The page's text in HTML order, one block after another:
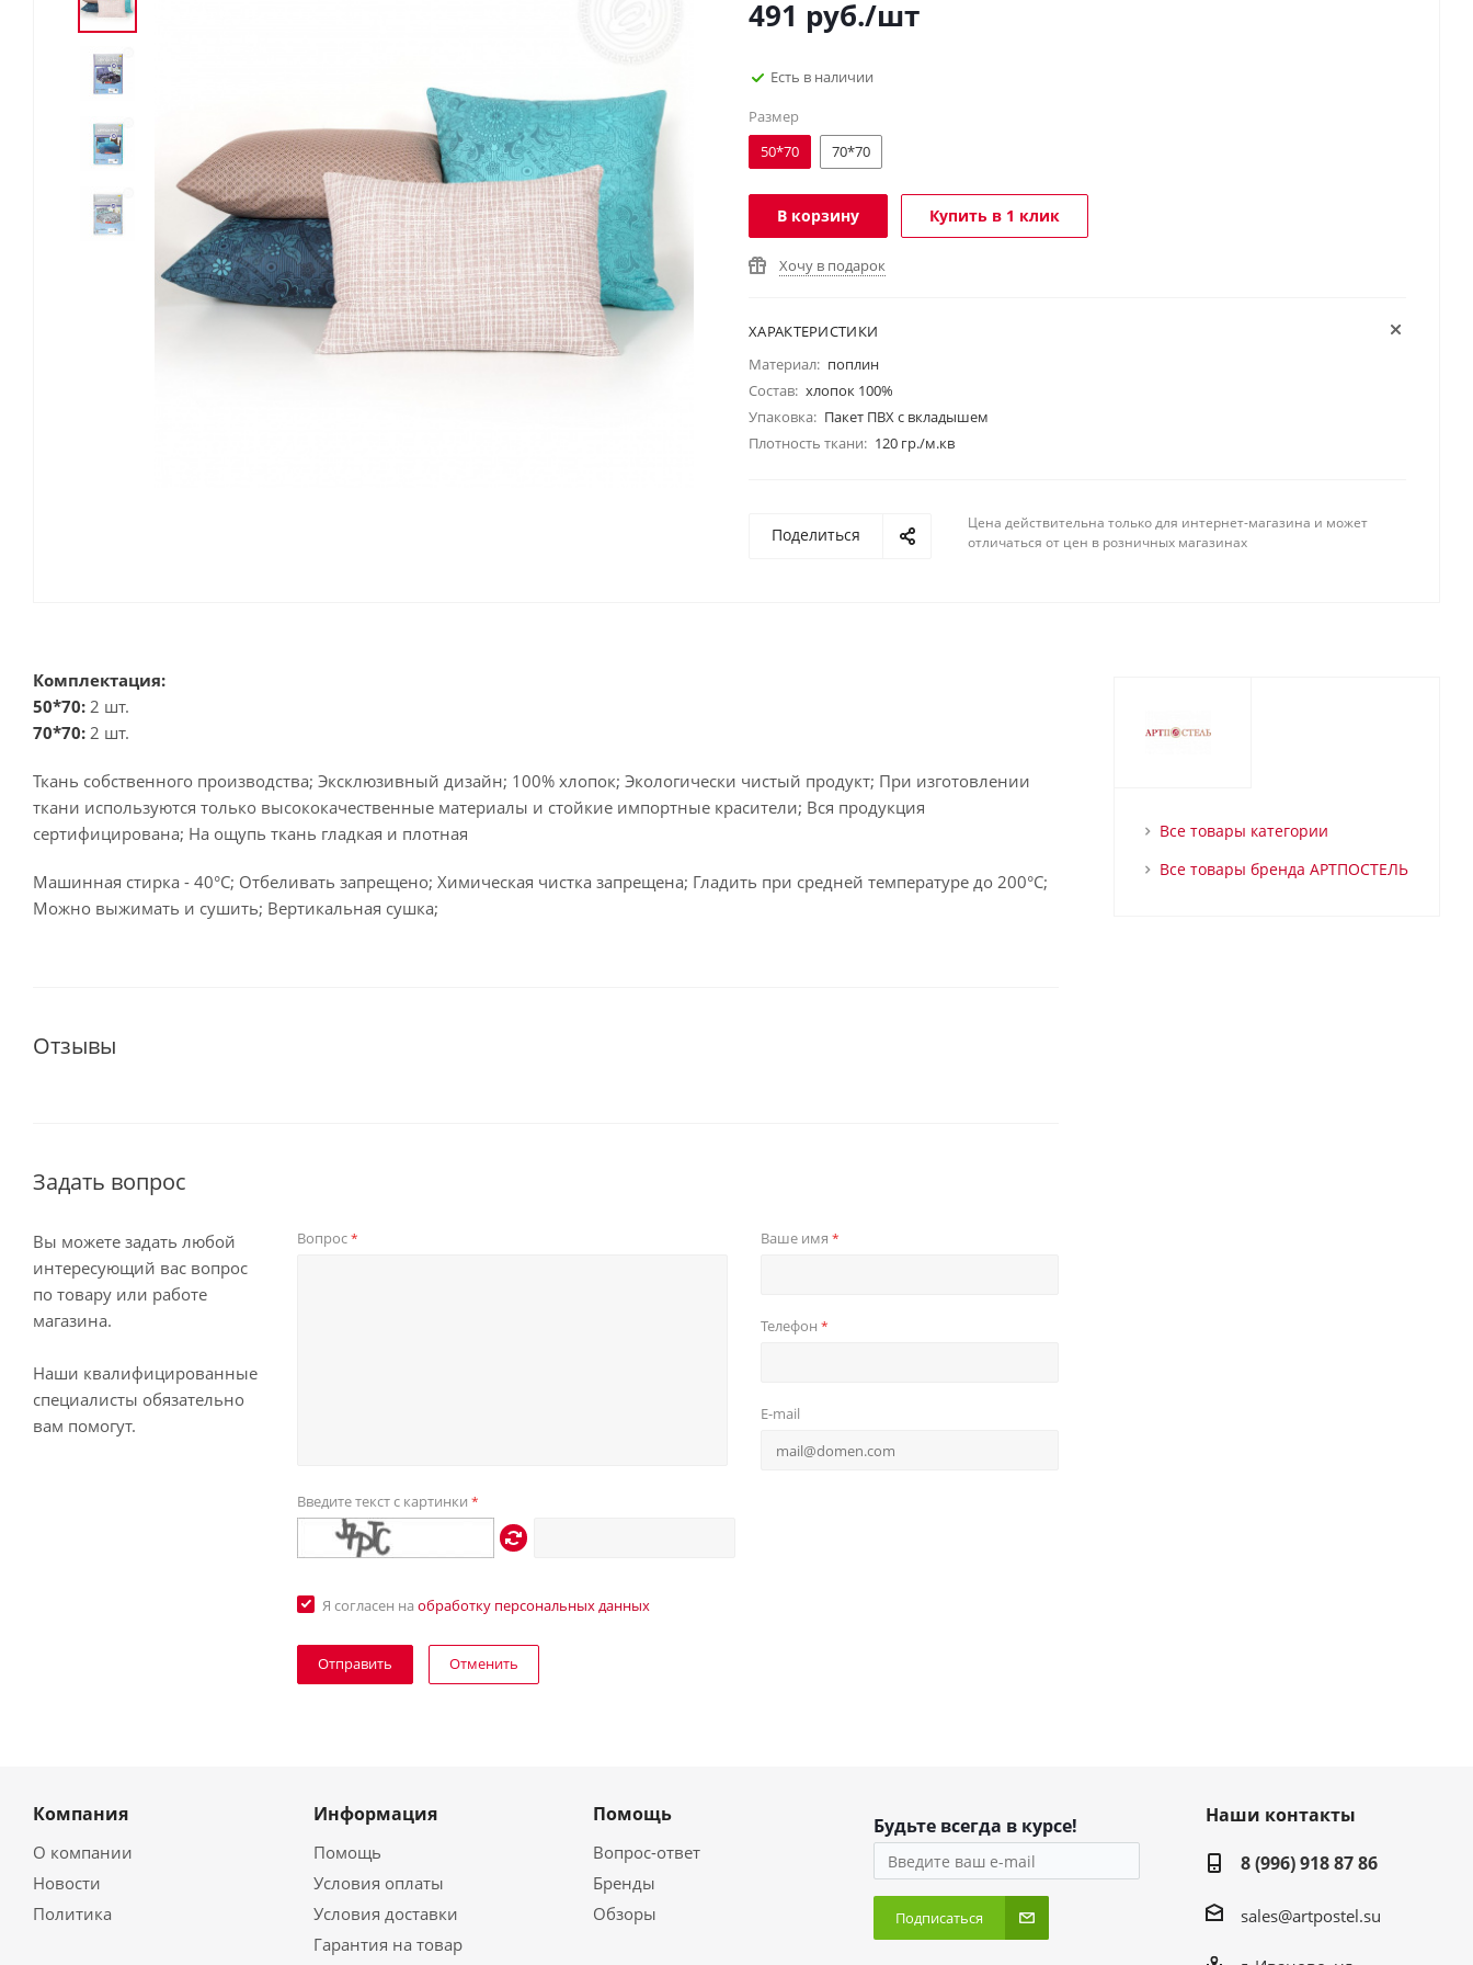
491 руб./шт
Есть в наличии
Размер
50*70
70*70
В корзину Купить в 1 клик
Хочу в подарок
ХАРАКТЕРИСТИКИ
Материал: поплин
Состав: хлопок 100%
Упаковка: Пакет ПВХ с вкладышем
Плотность ткани: 120 гр./м.кв
Поделиться
Цена действительна только для интернет-магазина и может
отличаться от цен в розничных магазинах
Комплектация:
50*70: 2 шт.
70*70: 2 шт.
Ткань собственного производства; Эксклюзивный дизайн; 100% хлопок; Экологически чистый продукт; При изготовлении
ткани используются только высококачественные материалы и стойкие импортные красители; Вся продукция
сертифицирована; На ощупь ткань гладкая и плотная
Машинная стирка - 40°C; Отбеливать запрещено; Химическая чистка запрещена; Гладить при средней температуре до 200°С;
Можно выжимать и сушить; Вертикальная сушка;
Отзывы
Задать вопрос
Вы можете задать любой
интересующий вас вопрос
по товару или работе
магазина.
Наши квалифицированные
специалисты обязательно
вам помогут.
Вопрос* Ваше имя *
Телефон *
E-mail
Введите текст с картинки*
Я согласен наобработку персональных данных
Отменить
Все товары категории
Все товары бренда АРТПОСТЕЛЬ
Компания
О компании
Новости
Политика
Информация
Помощь
Условия оплаты
Условия доставки
Гарантия на товар
Помощь
Вопрос-ответ
Бренды
Обзоры
Будьте всегда в курсе!
Подписаться
Наши контакты
8 (996) 918 87 86
sales@artpostel.su